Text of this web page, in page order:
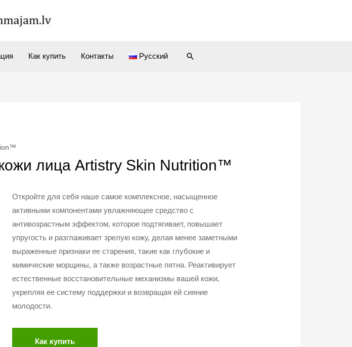
Как купить Контакты Русский Поиск
лица Artistry Skin Nutrition™
Откройте для себя наше самое комплексное, насыщенное
активными компонентами увлажняющее средство с
антивозрастным эффектом, которое подтягивает, повышает
упругость и разглаживает зрелую кожу, делая менее заметными
выраженные признаки ее старения, такие как глубокие и
мимические морщины, а также возрастные пятна. Реактивирует
естественные восстановительные механизмы вашей кожи,
укрепляя ее систему поддержки и возвращая ей сияние
молодости.
Как купить